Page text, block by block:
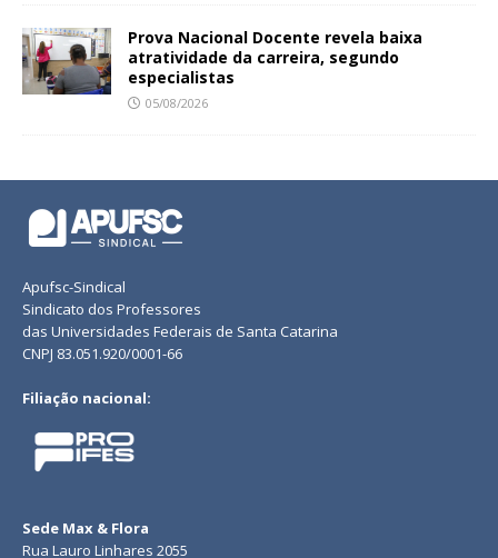
Prova Nacional Docente revela baixa
atratividade da carreira, segundo
especialistas
05/08/2026
Apufsc-Sindical
Sindicato dos Professores
das Universidades Federais de Santa Catarina
CNPJ 83.051.920/0001-66
Filiação nacional:
Sede Max & Flora
Rua Lauro Linhares 2055